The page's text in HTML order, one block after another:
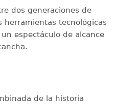
dos generaciones de
tecnológicas
espectáculo de alcance
de la historia